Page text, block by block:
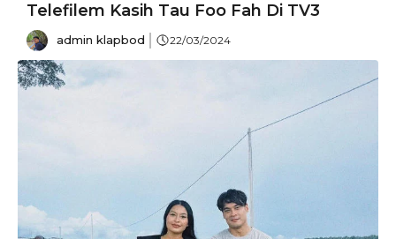
Telefilem Kasih Tau Foo Fah Di TV3
admin klapbod 22/03/2024